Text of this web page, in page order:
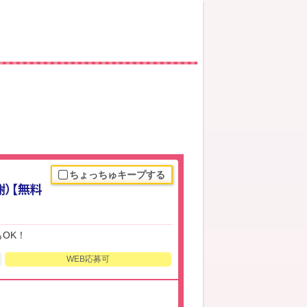
ちょっちゅキープする
【無料
！
WEB応募可